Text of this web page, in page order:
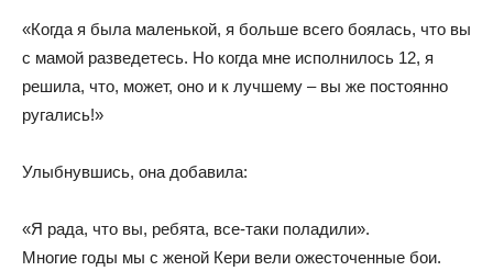
«Когда я была маленькой, я больше всего боялась, что вы
с мамой разведетесь. Но когда мне исполнилось 12, я
решила, что, может, оно и к лучшему – вы же постоянно
ругались!»
Улыбнувшись, она добавила:
«Я рада, что вы, ребята, все-таки поладили».
Многие годы мы с женой Кери вели ожесточенные бои.